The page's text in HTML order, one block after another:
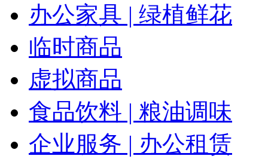
办公家具 | 绿植鲜花
临时商品
虚拟商品
食品饮料 | 粮油调味
企业服务 | 办公租赁